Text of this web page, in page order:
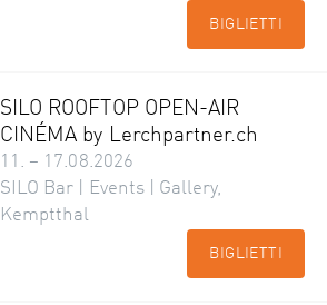
BIGLIETTI
SILO ROOFTOP OPEN-AIR
CINÉMA by Lerchpartner.ch
11. – 17.08.2026
SILO Bar | Events | Gallery,
Kemptthal
BIGLIETTI